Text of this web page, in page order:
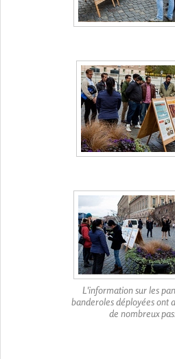
L'information sur les
banderoles déployées ont
de nombreux